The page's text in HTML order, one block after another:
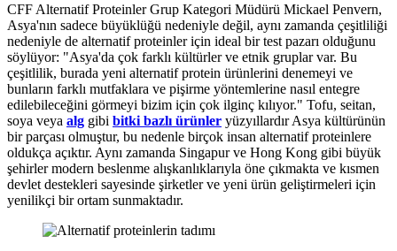
CFF Alternatif Proteinler Grup Kategori Müdürü Mickael Penvern,
Asya'nın sadece büyüklüğü nedeniyle değil, aynı zamanda çeşitliliği
nedeniyle de alternatif proteinler için ideal bir test pazarı olduğunu
söylüyor: "Asya'da çok farklı kültürler ve etnik gruplar var. Bu
çeşitlilik, burada yeni alternatif protein ürünlerini denemeyi ve
bunların farklı mutfaklara ve pişirme yöntemlerine nasıl entegre
edilebileceğini görmeyi bizim için çok ilginç kılıyor." Tofu, seitan,
soya veya alg gibi bitki bazlı ürünler yüzyıllardır Asya kültürünün
bir parçası olmuştur, bu nedenle birçok insan alternatif proteinlere
oldukça açıktır. Aynı zamanda Singapur ve Hong Kong gibi büyük
şehirler modern beslenme alışkanlıklarıyla öne çıkmakta ve kısmen
devlet destekleri sayesinde şirketler ve yeni ürün geliştirmeleri için
yenilikçi bir ortam sunmaktadır.